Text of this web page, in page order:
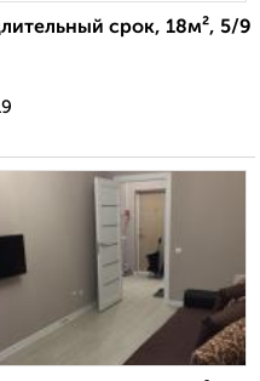
срок, 18м², 5/9